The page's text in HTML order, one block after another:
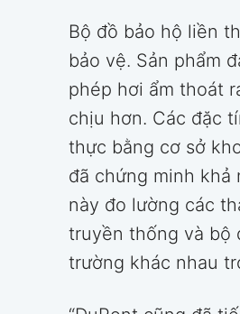
Bộ đồ bảo hộ liền
bảo vệ. Sản phẩm
phép hơi ẩm thoát
chịu hơn. Các đặc
thực bằng cơ sở
đã chứng minh khả
này đo lường các
truyền thống và bộ
trường khác nhau